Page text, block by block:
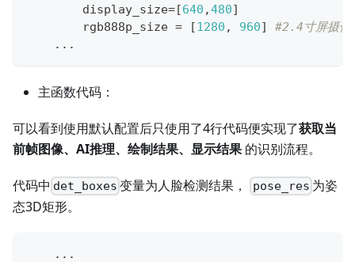
        display_size
=[640 ,480]
        rgb888p_size
= [1280 , 960]
#2.4寸屏摄像
. . .
主函数代码：
可以看到使用默认配置后只使用了4行代码便实现了获取当
前帧图像、AI推理、绘制结果、显示结果 的识别流程。
代码中 det_boxes 变量为人脸检测结果， pose_res 为姿
态3D矩形。
. . .